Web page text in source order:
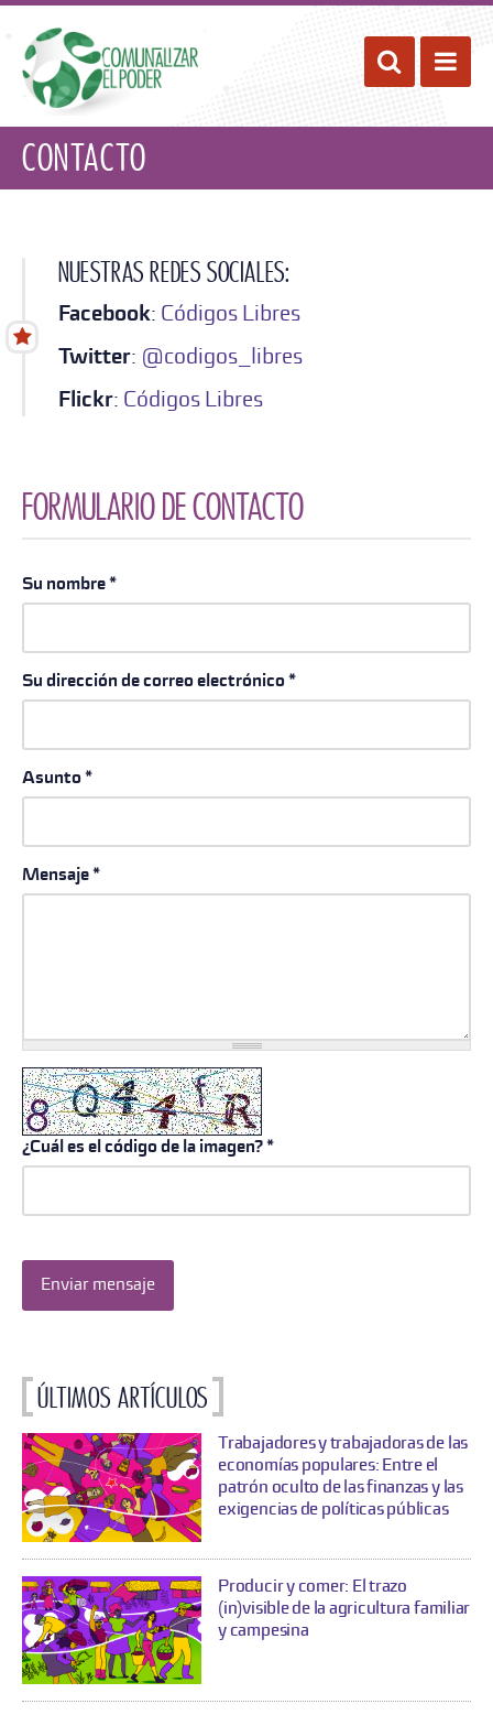
contenido
principal
Desplegar
Contacto
Nuestras redes sociales:
Facebook: Códigos Libres
Twitter: @codigos_libres
Flickr: Códigos Libres
Su nombre*
Su dirección de correo electrónico*
Asunto*
Mensaje*
¿Cuál es el código de la imagen?*
Enviar mensaje
Últimos artículos
Trabajadores y trabajadoras de las
economías populares: Entre el
patrón oculto de las finanzas y las
exigencias de políticas públicas
Producir y comer: El trazo
(in)visible de la agricultura familiar
y campesina